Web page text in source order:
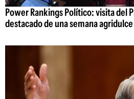
Power Rankings Político: visita del
destacado de una semana